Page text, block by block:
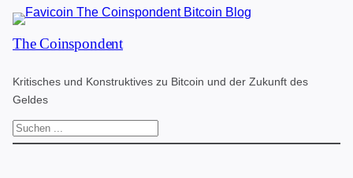
Zum
Inhalt
The Coinspondent
Kritisches und Konstruktives zu Bitcoin und der Zukunft des
Geldes
S